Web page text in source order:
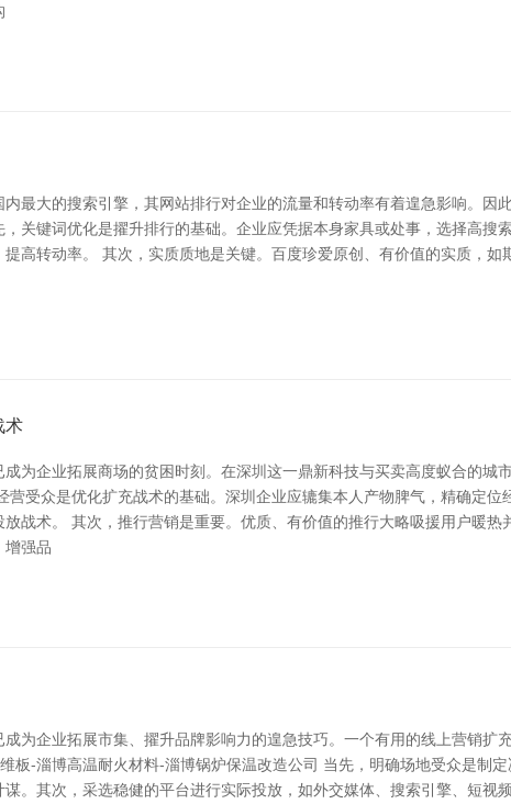
最大的搜索引擎，其网站排行对企业的流量和转动率有着遑急影响。因
关键词优化是擢升排行的基础。企业应凭据本身家具或处事，选择高搜
高转动率。 其次，实质质地是关键。百度珍爱原创、有价值的实质，
术
为企业拓展商场的贫困时刻。在深圳这一鼎新科技与买卖高度蚁合的
营受众是优化扩充战术的基础。深圳企业应辘集本人产物脾气，精确定
战术。 其次，推行营销是重要。优质、有价值的推行大略吸援用户暖
增强品
为企业拓展市集、擢升品牌影响力的遑急技巧。一个有用的线上营销
板-淄博高温耐火材料-淄博锅炉保温改造公司 当先，明确场地受众是制
。其次，采选稳健的平台进行实际投放，如外交媒体、搜索引擎、短视